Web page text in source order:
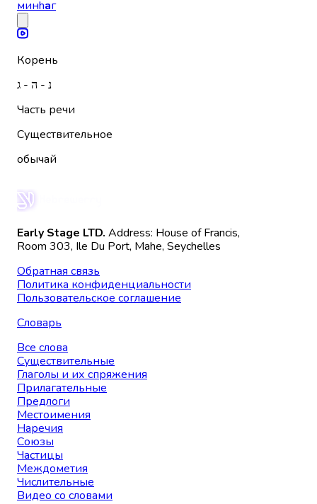
минhаг
Корень
נ - ה - ג
Часть речи
Существительное
обычай
Early Stage LTD. Address: House of Francis,
Room 303, Ile Du Port, Mahe, Seychelles
Обратная связь
Политика конфиденциальности
Пользовательское соглашение
Словарь
Все слова
Существительные
Глаголы и их спряжения
Прилагательные
Предлоги
Местоимения
Наречия
Союзы
Частицы
Междометия
Числительные
Видео со словами